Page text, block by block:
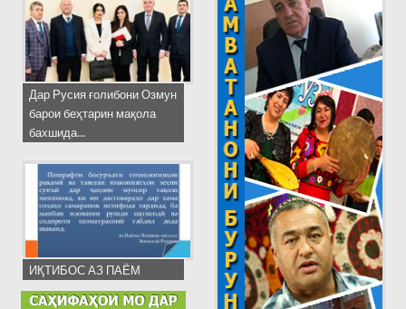
Дар Русия ғолибони Озмун
барои беҳтарин мақола
бахшида...
ИҚТИБОС АЗ ПАЁМ